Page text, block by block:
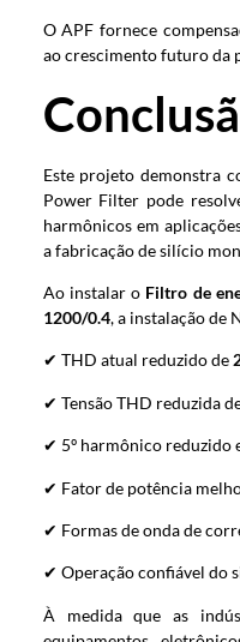
O APF fornece
ao crescimento futuro da
Este projeto demonstra
Power Filter pode
harmônicos em
a fabricação de silício
Ao instalar o Filtro de
1200/0.4, a instalação de
✔ THD atual reduzido de
✔ Tensão THD reduzida
✔ 5º harmônico reduzido
✔ Fator de potência
✔ Formas de onda de
✔ Operação confiável do
À medida que as